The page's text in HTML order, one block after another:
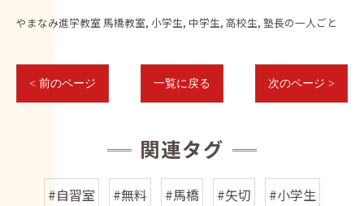
やまなみ進学教室 馬橋教室 小学生 中学生 高校生 塾長の一人ごと
< 前のページ 一覧に戻る 次のページ >
関連タグ
#自習室 #無料 #馬橋 #矢切
#小学生